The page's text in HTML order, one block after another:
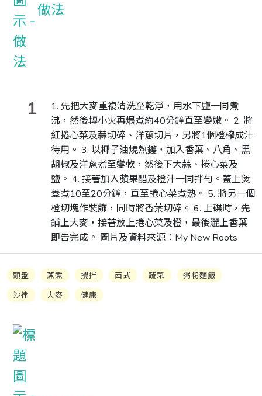
做法
1
1. 先把大麥重複清洗至乾淨，用水下鹽一同煮
沸，然後轉小火再煨煮約40分鐘直至變嫩。 2. 將
紅捲心菜及蒜切碎、洋蔥切片，另將1個橙榨成汁
待用。 3. 以椰子油燒熱鑊，加入香葉、八角、黑
胡椒及洋蔥煮至變軟，然後下大蒜、捲心菜及
鹽。 4. 接著加入蘋果醋及橙汁一同拌勻。蓋上煲
蓋煮10至20分鐘，直至捲心菜煮熟。 5. 將另一個
橙切塊作裝飾，同時將香葉切碎。 6. 上碟時，先
鋪上大麥，接著放上捲心菜及橙，最後灑上香葉
即告完成。 圖片及資料來源：My New Roots
頭盤 蒸煮 攪拌 西式 蔬菜
粥粉麵飯
沙律
大麥 健康